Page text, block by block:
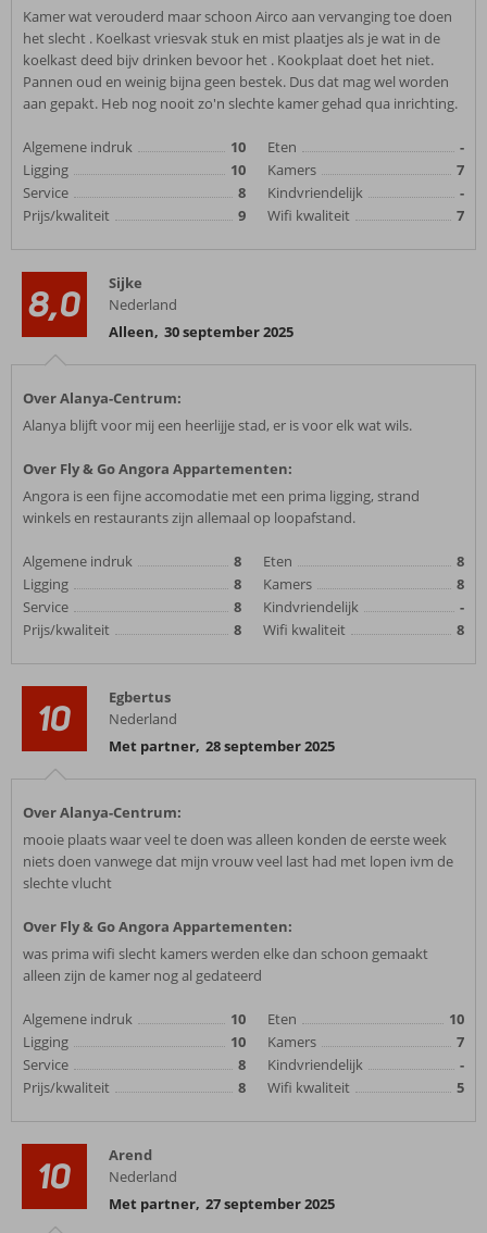
Kamer wat verouderd maar schoon Airco aan vervanging toe doen
het slecht . Koelkast vriesvak stuk en mist plaatjes als je wat in de
koelkast deed bijv drinken bevoor het . Kookplaat doet het niet.
Pannen oud en weinig bijna geen bestek. Dus dat mag wel worden
aan gepakt. Heb nog nooit zo'n slechte kamer gehad qua inrichting.
Algemene indruk
10
Ligging
10
Service
8
Prijs/kwaliteit
9
Eten
-
Kamers
7
Kindvriendelijk
-
Wifi kwaliteit
7
8,0
Sijke
Nederland
Alleen, 30 september 2025
Over Alanya-Centrum:
Alanya blijft voor mij een heerlijje stad, er is voor elk wat wils.
Over Fly & Go Angora Appartementen:
Angora is een fijne accomodatie met een prima ligging, strand
winkels en restaurants zijn allemaal op loopafstand.
Algemene indruk
8
Ligging
8
Service
8
Prijs/kwaliteit
8
Eten
8
Kamers
8
Kindvriendelijk
-
Wifi kwaliteit
8
10
Egbertus
Nederland
Met partner, 28 september 2025
Over Alanya-Centrum:
mooie plaats waar veel te doen was alleen konden de eerste week
niets doen vanwege dat mijn vrouw veel last had met lopen ivm de
slechte vlucht
Over Fly & Go Angora Appartementen:
was prima wifi slecht kamers werden elke dan schoon gemaakt
alleen zijn de kamer nog al gedateerd
Algemene indruk
10
Ligging
10
Service
8
Prijs/kwaliteit
8
Eten
10
Kamers
7
Kindvriendelijk
-
Wifi kwaliteit
5
10
Arend
Nederland
Met partner, 27 september 2025